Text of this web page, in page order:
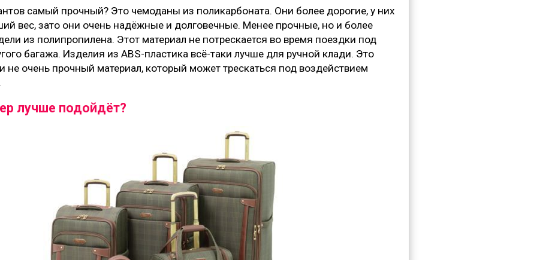
самый прочный? Это чемоданы из поликарбоната. Они более дорогие, у них
вес, зато они очень надёжные и долговечные. Менее прочные, но и более
из полипропилена. Этот материал не потрескается во время поездки под
багажа. Изделия из ABS-пластика всё-таки лучше для ручной клади. Это
не очень прочный материал, который может трескаться под воздействием
лучше подойдёт?